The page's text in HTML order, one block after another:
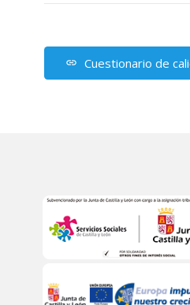
link Cuestionario de